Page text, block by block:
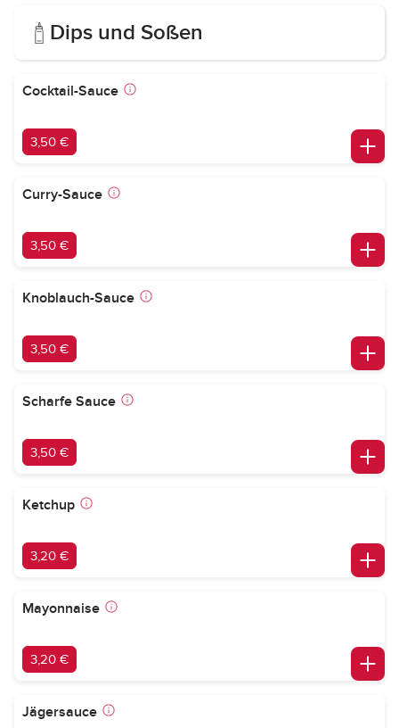
Dips und Soßen
Cocktail-Sauce
3,50 €
Curry-Sauce
3,50 €
Knoblauch-Sauce
3,50 €
Scharfe Sauce
3,50 €
Ketchup
3,20 €
Mayonnaise
3,20 €
Jägersauce